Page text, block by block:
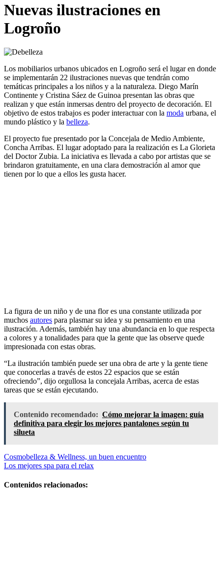
Nuevas ilustraciones en
Logroño
Los mobiliarios urbanos ubicados en Logroño será el lugar en donde
se implementarán 22 ilustraciones nuevas que tendrán como
temáticas principales a los niños y a la naturaleza. Diego Marín
Continente y Cristina Sáez de Guinoa presentan las obras que
realizan y que están inmersas dentro del proyecto de decoración. El
objetivo de estos trabajos es poder interactuar con la moda urbana, el
mundo plástico y la belleza.
El proyecto fue presentado por la Concejala de Medio Ambiente,
Concha Arribas. El lugar adoptado para la realización es La Glorieta
del Doctor Zubia. La iniciativa es llevada a cabo por artistas que se
brindaron gratuitamente, en una clara demostración al amor que
tienen por lo que a ellos les gusta hacer.
La figura de un niño y de una flor es una constante utilizada por
muchos autores para plasmar su idea y su pensamiento en una
ilustración. Además, también hay una abundancia en lo que respecta
a colores y a tonalidades para que la gente que las observe quede
impresionada con estas obras.
“La ilustración también puede ser una obra de arte y la gente tiene
que conocerlas a través de estos 22 espacios que se están
ofreciendo”, dijo orgullosa la concejala Arribas, acerca de estas
tareas que se están ejecutando.
Contenido recomendado: Cómo mejorar la imagen: guía
definitiva para elegir los mejores pantalones según tu
silueta
Navegación
de
entradas
Cosmobelleza & Wellness, un buen encuentro
Los mejores spa para el relax
Contenidos relacionados: